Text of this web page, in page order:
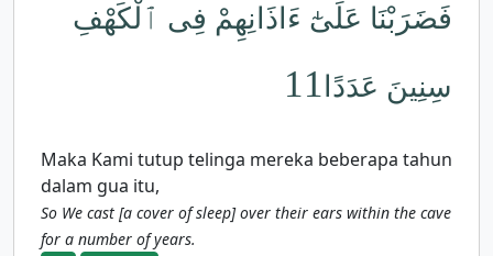
فَضَرَبْنَا عَلَىٰٓ ءَاذَانِهِمْ فِى ٱلْكَهْفِ
سِنِينَ عَدَدًا 11
Maka Kami tutup telinga mereka beberapa tahun
dalam gua itu,
So We cast [a cover of sleep] over their ears within the cave
for a number of years.